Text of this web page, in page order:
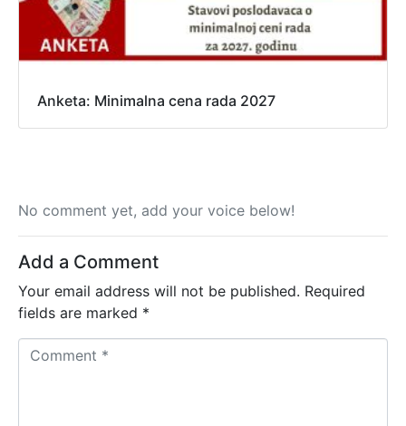
Anketa: Minimalna cena rada 2027
No comment yet, add your voice below!
Add a Comment
Your email address will not be published. Required
fields are marked *